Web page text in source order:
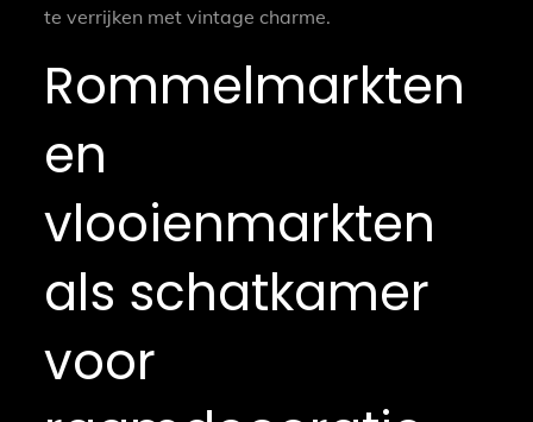
te verrijken met vintage charme.
Rommelmarkten
en
vlooienmarkten
als schatkamer
voor